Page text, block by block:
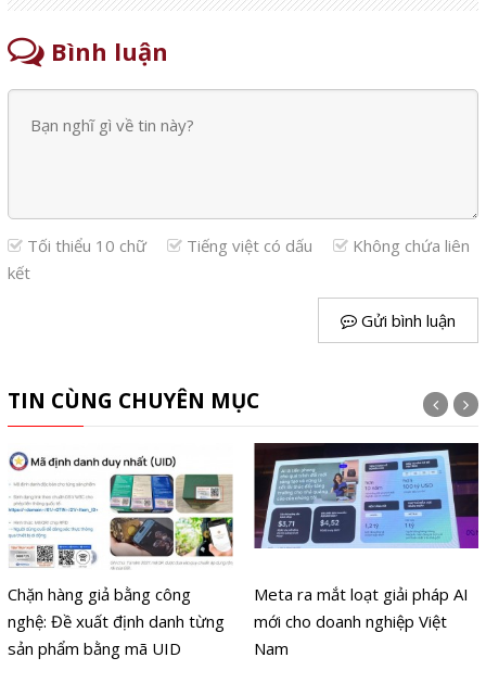
Bình luận
Tối thiểu 10 chữ Tiếng việt có dấu
Không chứa liên
kết
Gửi bình luận
TIN CÙNG CHUYÊN MỤC
Chặn hàng giả bằng công
nghệ: Đề xuất định danh từng
sản phẩm bằng mã UID
Meta ra mắt loạt giải pháp AI
mới cho doanh nghiệp Việt
Nam